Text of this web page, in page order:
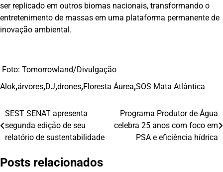
ser replicado em outros biomas nacionais, transformando o
entretenimento de massas em uma plataforma permanente de
inovação ambiental.
Foto: Tomorrowland/Divulgação
Alok,árvores,DJ,drones,Floresta Áurea,SOS Mata Atlântica
Navegação
de
SEST SENAT apresenta
segunda edição de seu
relatório de sustentabilidade
Programa Produtor de Água
celebra 25 anos com foco em
PSA e eficiência hídrica
Posts relacionados